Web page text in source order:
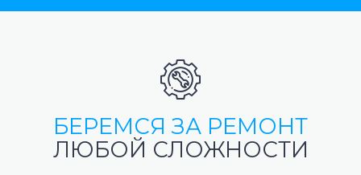
БЕРЕМСЯ ЗА РЕМОНТ
ЛЮБОЙ СЛОЖНОСТИ